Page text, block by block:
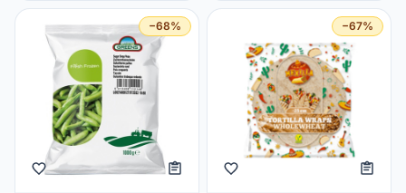
−68% −67%